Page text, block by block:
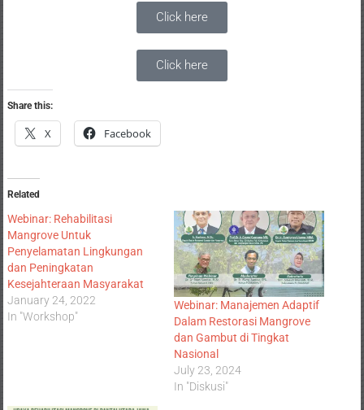
Click here
Click here
Share this:
X Facebook
Related
Webinar: Rehabilitasi
Mangrove Untuk
Penyelamatan Lingkungan
dan Peningkatan
Kesejahteraan Masyarakat
January 24, 2022
In "Workshop"
Webinar: Manajemen Adaptif
Dalam Restorasi Mangrove
dan Gambut di Tingkat
Nasional
July 23, 2024
In "Diskusi"